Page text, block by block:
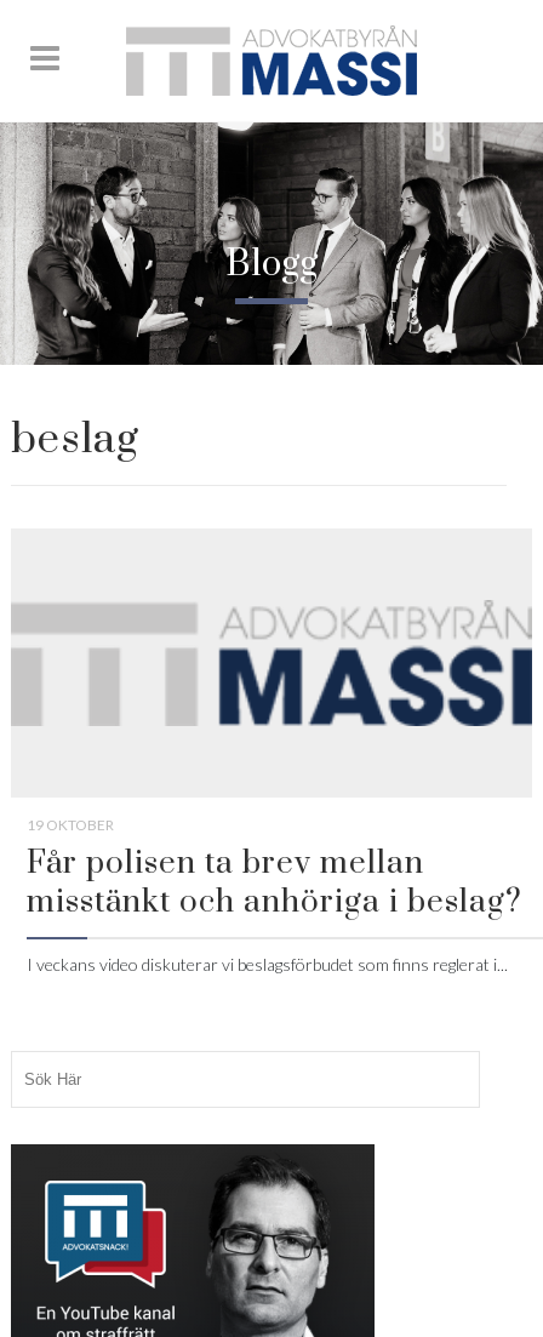
Blogg
beslag
19 OKTOBER
Får polisen ta brev mellan
misstänkt och anhöriga i beslag?
I veckans video diskuterar vi beslagsförbudet som finns reglerat i...